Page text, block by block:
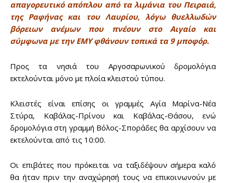
Don't miss
Sing up for our newsletter
to stay in the loop.
απαγορευτικό απόπλου από τα λιμάνια του Πειραιά,
της Ραφήνας και του Λαυρίου, λόγω θυελλωδών
βόρειων ανέμων που πνέουν στο Αιγαίο και
σύμφωνα με την ΕΜΥ φθάνουν τοπικά τα 9 μποφόρ.
Προς τα νησιά του Αργοσαρωνικού δρομολόγια
εκτελούνται μόνο με πλοία κλειστού τύπου.
Κλειστές είναι επίσης οι γραμμές Αγία Μαρίνα-Νέα
Στύρα, Καβάλας-Πρίνου και Καβάλας-Θάσου, ενώ
δρομολόγια στη γραμμή Βόλος-Σποράδες θα αρχίσουν να
εκτελούνται από τις 10:00.
Οι επιβάτες που πρόκειται να ταξιδέψουν σήμερα καλό
θα ήταν πριν την αναχώρησή τους να επικοινωνούν με